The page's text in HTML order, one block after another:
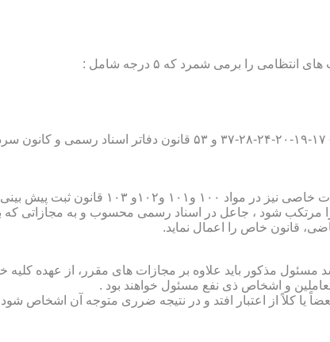
ثبت پیش بینی گردیده است؛
مرتکب شود ، جاعل در اسناد رسمی محسوب و به مجازاتی
قانون خاص را اعمال نماید.
مذکور باید علاوه بر مجازات های مقرر، از عهده کلیه
و اشخاص ذی نفع مسئول خواهند بود .
یا کلاً از اعتبار افتد و در نتیجه ضرری متوجه آن اشخاص شود